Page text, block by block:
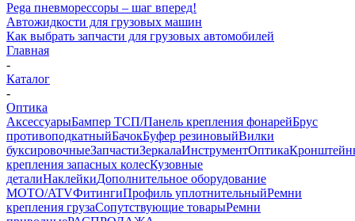
Pega пневморессоры – шаг вперед!
Автожидкости для грузовых машин
Как выбрать запчасти для грузовых автомобилей
Главная
-
Каталог
-
Оптика
АксессуарыБампер ТСП/Панель крепления фонарейБрус
противоподкатныйБачокБуфер резиновыйВилки
буксировочныеЗапчастиЗеркалаИнструментОптика
крепления запасных колесКузовные
деталиНаклейкиДополнительное оборудование
MOTO/ATVФитингиПрофиль уплотнительныйРемни
крепления грузаСопутствующие товарыРемни